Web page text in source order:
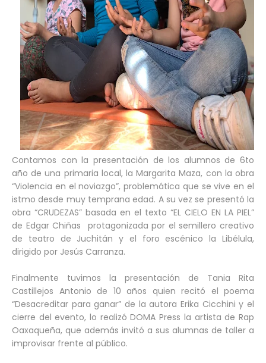
Contamos con la presentación de los alumnos de 6to
año de una primaria local, la Margarita Maza, con la obra
“Violencia en el noviazgo”, problemática que se vive en el
istmo desde muy temprana edad. A su vez se presentó la
obra “CRUDEZAS” basada en el texto “EL CIELO EN LA PIEL”
de Edgar Chiñas protagonizada por el semillero creativo
de teatro de Juchitán y el foro escénico la Libélula,
dirigido por Jesús Carranza.
Finalmente tuvimos la presentación de Tania Rita
Castillejos Antonio de 10 años quien recitó el poema
“Desacreditar para ganar” de la autora Erika Cicchini y el
cierre del evento, lo realizó DOMA Press la artista de Rap
Oaxaqueña, que además invitó a sus alumnas de taller a
improvisar frente al público.